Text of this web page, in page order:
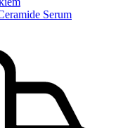
Serum